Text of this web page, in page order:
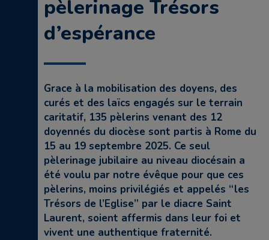
pèlerinage Trésors
d’espérance
Grace à la mobilisation des doyens, des
curés et des laïcs engagés sur le terrain
caritatif, 135 pèlerins venant des 12
doyennés du diocèse sont partis à Rome du
15 au 19 septembre 2025. Ce seul
pèlerinage jubilaire au niveau diocésain a
été voulu par notre évêque pour que ces
pèlerins, moins privilégiés et appelés “les
Trésors de l’Eglise” par le diacre Saint
Laurent, soient affermis dans leur foi et
vivent une authentique fraternité.